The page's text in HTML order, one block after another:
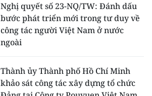
Nghị quyết số 23-NQ/TW: Đánh dấu
bước phát triển mới trong tư duy về
công tác người Việt Nam ở nước
ngoài
Thành ủy Thành phố Hồ Chí Minh
khảo sát công tác xây dựng tổ chức